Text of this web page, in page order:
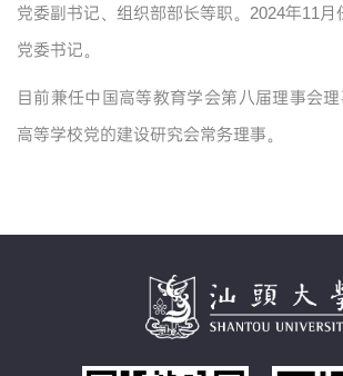
党委副书记、组织部部长等职。2024年11月
党委书记。
目前兼任中国高等教育学会第八届理事会
高等学校党的建设研究会常务理事。